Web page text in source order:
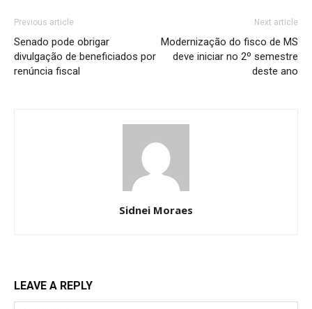
Previous article
Senado pode obrigar
divulgação de beneficiados por
renúncia fiscal
Next article
Modernização do fisco de MS
deve iniciar no 2º semestre
deste ano
Sidnei Moraes
LEAVE A REPLY